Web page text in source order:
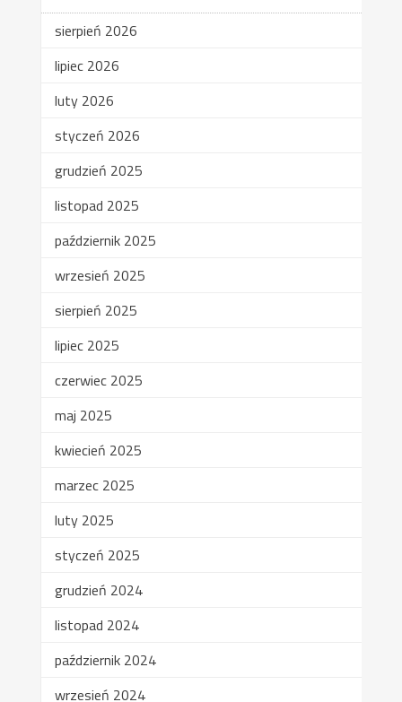
sierpień 2026
lipiec 2026
luty 2026
styczeń 2026
grudzień 2025
listopad 2025
październik 2025
wrzesień 2025
sierpień 2025
lipiec 2025
czerwiec 2025
maj 2025
kwiecień 2025
marzec 2025
luty 2025
styczeń 2025
grudzień 2024
listopad 2024
październik 2024
wrzesień 2024